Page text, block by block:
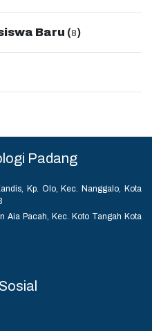
Baru (8)
Padang
Kp. Olo, Kec. Nanggalo, Kota
Aia Pacah, Kec. Koto Tangah Kota